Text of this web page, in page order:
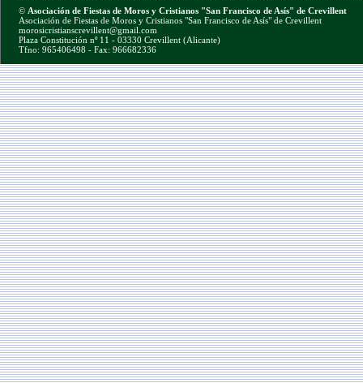
© Asociación de Fiestas de Moros y Cristianos "San Francisco de Asís" de Crevillent
Asociación de Fiestas de Moros y Cristianos "San Francisco de Asís" de Crevillent
morosicristianscrevillent@gmail.com
Plaza Constitución nº 11 - 03330 Crevillent (Alicante)
Tfno: 965406498 - Fax: 966682336